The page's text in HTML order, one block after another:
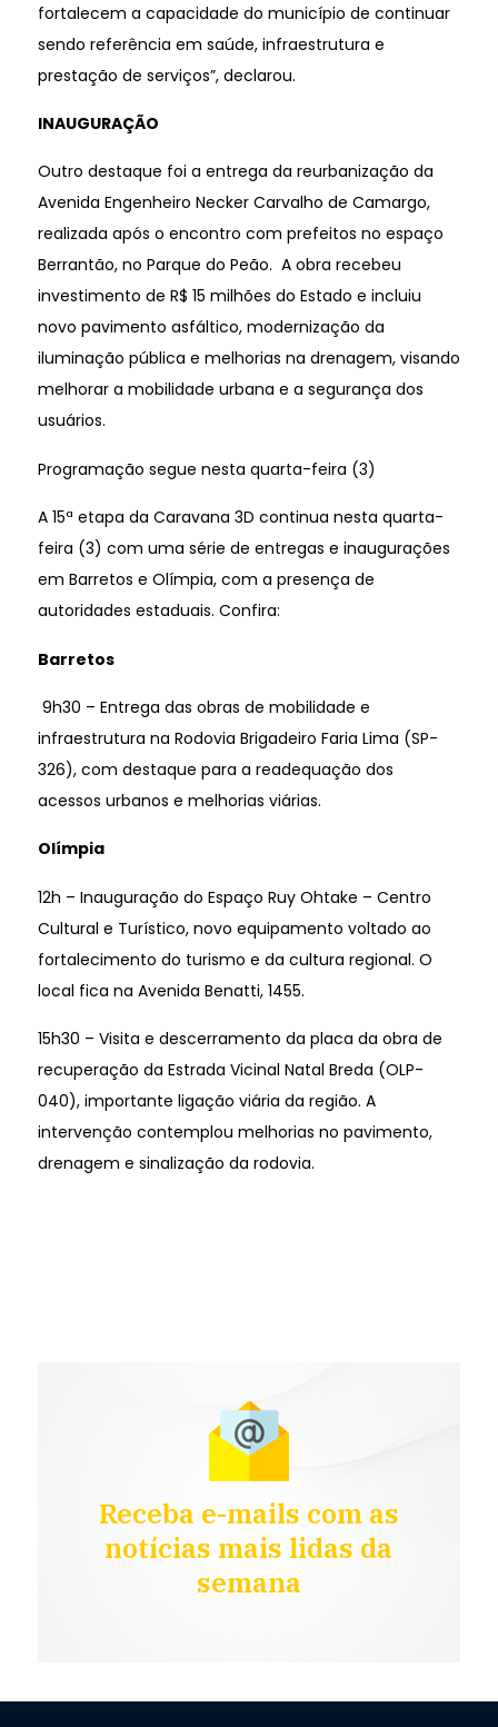
fortalecem a capacidade do município de continuar
sendo referência em saúde, infraestrutura e
prestação de serviços”, declarou.
INAUGURAÇÃO
Outro destaque foi a entrega da reurbanização da
Avenida Engenheiro Necker Carvalho de Camargo,
realizada após o encontro com prefeitos no espaço
Berrantão, no Parque do Peão. A obra recebeu
investimento de R$ 15 milhões do Estado e incluiu
novo pavimento asfáltico, modernização da
iluminação pública e melhorias na drenagem, visando
melhorar a mobilidade urbana e a segurança dos
usuários.
Programação segue nesta quarta-feira (3)
A 15ª etapa da Caravana 3D continua nesta quarta-
feira (3) com uma série de entregas e inaugurações
em Barretos e Olímpia, com a presença de
autoridades estaduais. Confira:
Barretos
9h30 – Entrega das obras de mobilidade e
infraestrutura na Rodovia Brigadeiro Faria Lima (SP-
326), com destaque para a readequação dos
acessos urbanos e melhorias viárias.
Olímpia
12h – Inauguração do Espaço Ruy Ohtake – Centro
Cultural e Turístico, novo equipamento voltado ao
fortalecimento do turismo e da cultura regional. O
local fica na Avenida Benatti, 1455.
15h30 – Visita e descerramento da placa da obra de
recuperação da Estrada Vicinal Natal Breda (OLP-
040), importante ligação viária da região. A
intervenção contemplou melhorias no pavimento,
drenagem e sinalização da rodovia.
Receba e-mails com as
notícias mais lidas da
semana